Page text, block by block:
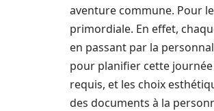
aventure commune. Pour
primordiale. En effet,
en passant par la
pour planifier cette
requis, et les choix
des documents à la